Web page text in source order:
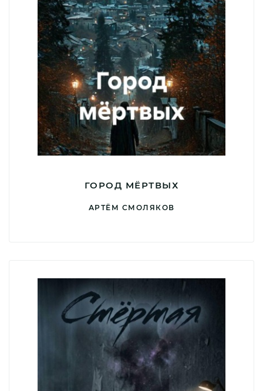
ГОРОД МЁРТВЫХ
АРТЁМ СМОЛЯКОВ